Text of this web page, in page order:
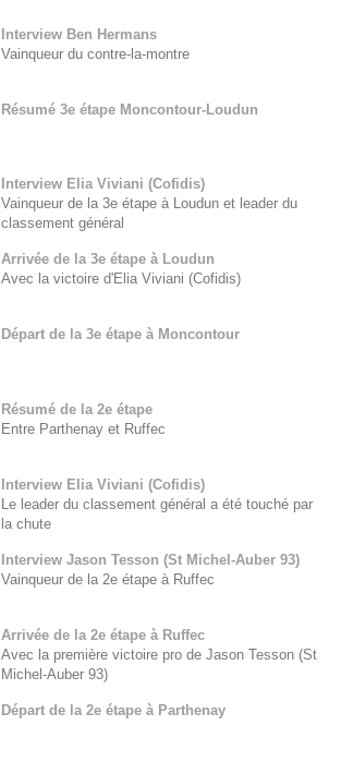
Interview Ben Hermans
Vainqueur du contre-la-montre
Résumé 3e étape Moncontour-Loudun
Interview Elia Viviani (Cofidis)
Vainqueur de la 3e étape à Loudun et leader du
classement général
Arrivée de la 3e étape à Loudun
Avec la victoire d'Elia Viviani (Cofidis)
Départ de la 3e étape à Moncontour
Résumé de la 2e étape
Entre Parthenay et Ruffec
Interview Elia Viviani (Cofidis)
Le leader du classement général a été touché par
la chute
Interview Jason Tesson (St Michel-Auber 93)
Vainqueur de la 2e étape à Ruffec
Arrivée de la 2e étape à Ruffec
Avec la première victoire pro de Jason Tesson (St
Michel-Auber 93)
Départ de la 2e étape à Parthenay